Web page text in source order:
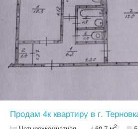
Продам 4к квартиру в г.
2